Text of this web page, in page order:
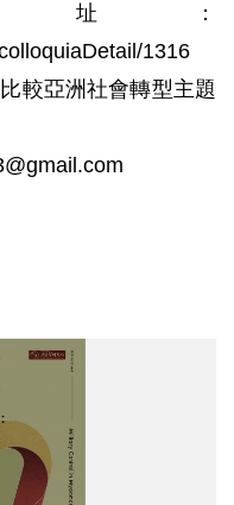
址：
1316
較亞洲社會轉型主題